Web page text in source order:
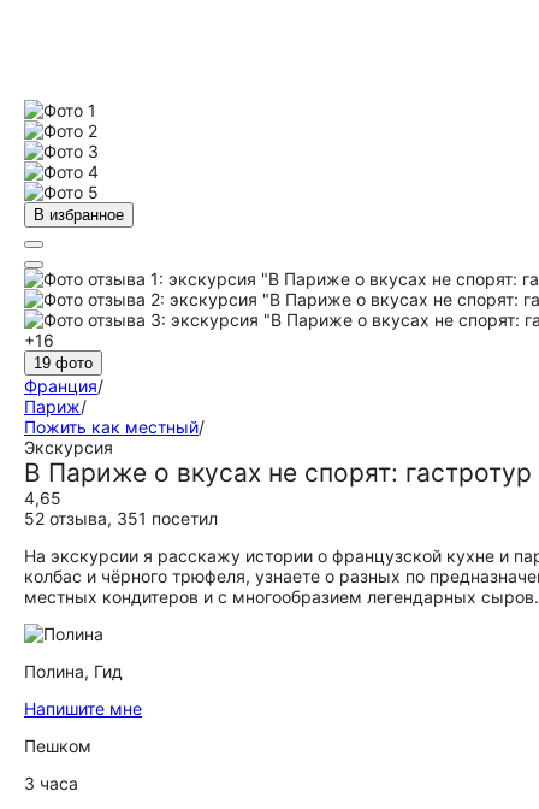
В избранное
+16
19 фото
Франция/
Париж/
Пожить как местный/
Экскурсия
В Париже о вкусах не спорят:
4,65
52 отзыва, 351 посетил
На экскурсии я расскажу истории о французской кухне и
колбас и чёрного трюфеля, узнаете о разных по
местных кондитеров и с многообразием легендарных
Полина, Гид
Напишите мне
Пешком
3 часа